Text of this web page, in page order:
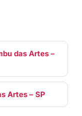
das Artes –
Artes – SP